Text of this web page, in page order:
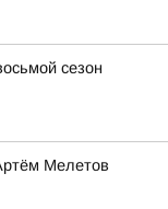
сезон
Мелетов